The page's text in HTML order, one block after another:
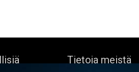
Tietoja meistä